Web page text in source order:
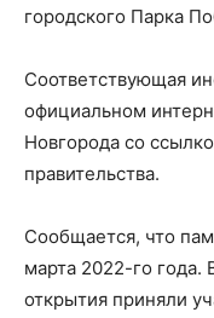
городского Парка
Соответствующая
официальном
Новгорода со
правительства.
Сообщается, что
марта 2022-го
открытия приняли